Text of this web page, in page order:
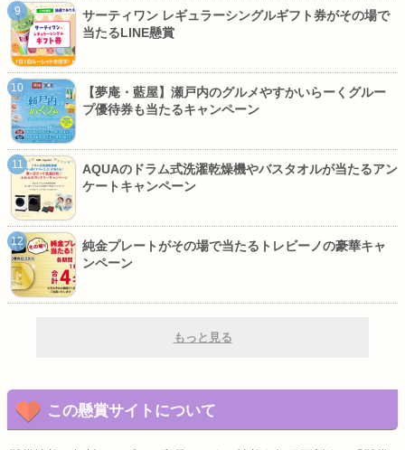
サーティワン レギュラーシングルギフト券がその場で
当たるLINE懸賞
【夢庵・藍屋】瀬戸内のグルメやすかいらーくグルー
プ優待券も当たるキャンペーン
AQUAのドラム式洗濯乾燥機やバスタオルが当たるアン
ケートキャンペーン
純金プレートがその場で当たるトレビーノの豪華キャ
ンペーン
もっと見る
この懸賞サイトについて